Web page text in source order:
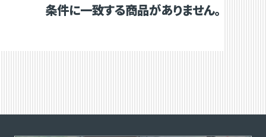
条件に一致する商品がありません。